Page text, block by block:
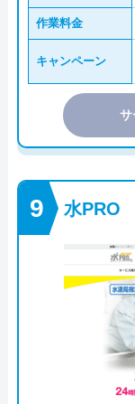
作業料金
キャンペーン
サ
水PRO